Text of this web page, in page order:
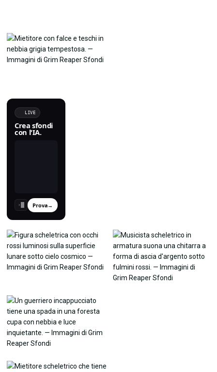
LIVE
Crea sfondi
con l'IA.
› Prova